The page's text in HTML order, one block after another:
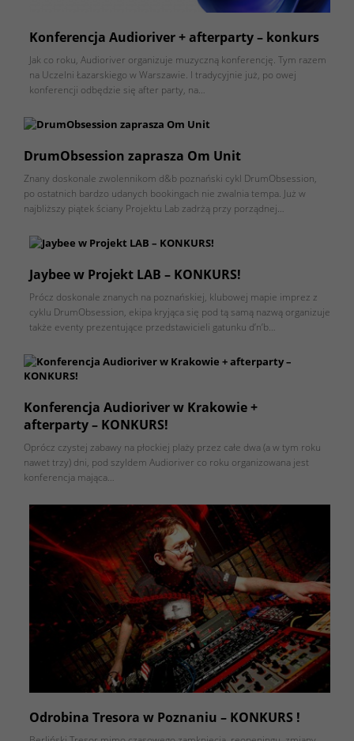
Konferencja Audioriver + afterparty – konkurs
Jak co roku, Audioriver organizuje muzyczną konferencję. Tym razem
na Uczelni Łazarskiego w Warszawie. I tradycyjnie już, po owej
konferencji odbędzie się after party, na…
DrumObsession zaprasza Om Unit
Znany doskonale zwolennikom d&b poznański cykl DrumObsession,
po ostatnich bardzo udanych bookingach nie zwalnia tempa. Już w
najbliższy piątek ściany Projektu Lab zadrżą przy porządnej…
Jaybee w Projekt LAB – KONKURS!
Prócz doskonale znanych na poznańskiej, klubowej mapie imprez z
cyklu DrumObsession, ekipa kryjąca się pod tą samą nazwą organizuje
także eventy prezentujące przedstawicieli gatunku d’n’b…
Konferencja Audioriver w Krakowie +
afterparty – KONKURS!
Oprócz czystej zabawy na płockiej plaży przez całe dwa (a w tym roku
nawet trzy) dni, pod szyldem Audioriver co roku organizowana jest
konferencja mająca…
Odrobina Tresora w Poznaniu – KONKURS !